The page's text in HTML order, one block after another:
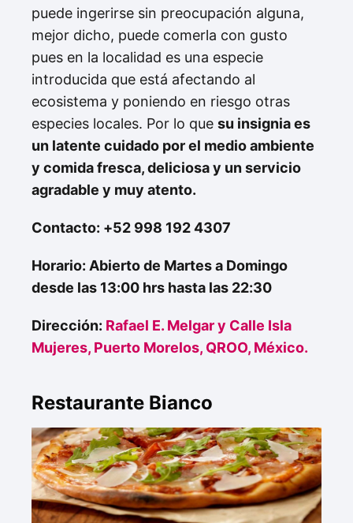
puede ingerirse sin preocupación alguna,
mejor dicho, puede comerla con gusto
pues en la localidad es una especie
introducida que está afectando al
ecosistema y poniendo en riesgo otras
especies locales. Por lo que su insignia es
un latente cuidado por el medio ambiente
y comida fresca, deliciosa y un servicio
agradable y muy atento.
Contacto: +52 998 192 4307
Horario: Abierto de Martes a Domingo
desde las 13:00 hrs hasta las 22:30
Dirección: Rafael E. Melgar y Calle Isla
Mujeres, Puerto Morelos, QROO, México.
Restaurante Bianco